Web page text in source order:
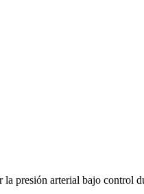
presión arterial bajo control